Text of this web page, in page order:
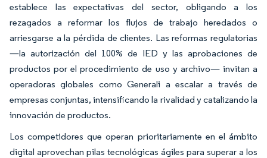
establece las expectativas del sector, obligando a los
rezagados a reformar los flujos de trabajo heredados o
arriesgarse a la pérdida de clientes. Las reformas regulatorias
—la autorización del 100% de IED y las aprobaciones de
productos por el procedimiento de uso y archivo— invitan a
operadoras globales como Generali a escalar a través de
empresas conjuntas, intensificando la rivalidad y catalizando la
innovación de productos.
Los competidores que operan prioritariamente en el ámbito
digital aprovechan pilas tecnológicas ágiles para superar a los